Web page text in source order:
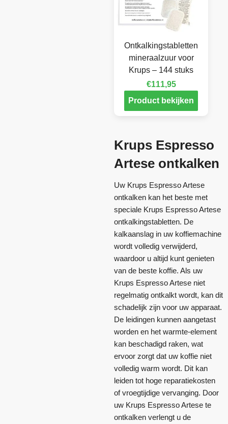
Ontkalkingstabletten
mineraalzuur voor
Krups – 144 stuks
€111,95
Product bekijken
Krups Espresso
Artese ontkalken
Uw Krups Espresso Artese
ontkalken kan het beste met
speciale Krups Espresso Artese
ontkalkingstabletten. De
kalkaanslag in uw koffiemachine
wordt volledig verwijderd,
waardoor u altijd kunt genieten
van de beste koffie. Als uw
Krups Espresso Artese niet
regelmatig ontkalkt wordt, kan dit
schadelijk zijn voor uw apparaat.
De leidingen kunnen aangetast
worden en het warmte-element
kan beschadigd raken, wat
ervoor zorgt dat uw koffie niet
volledig warm wordt. Dit kan
leiden tot hoge reparatiekosten
of vroegtijdige vervanging. Door
uw Krups Espresso Artese te
ontkalken verlengt u de